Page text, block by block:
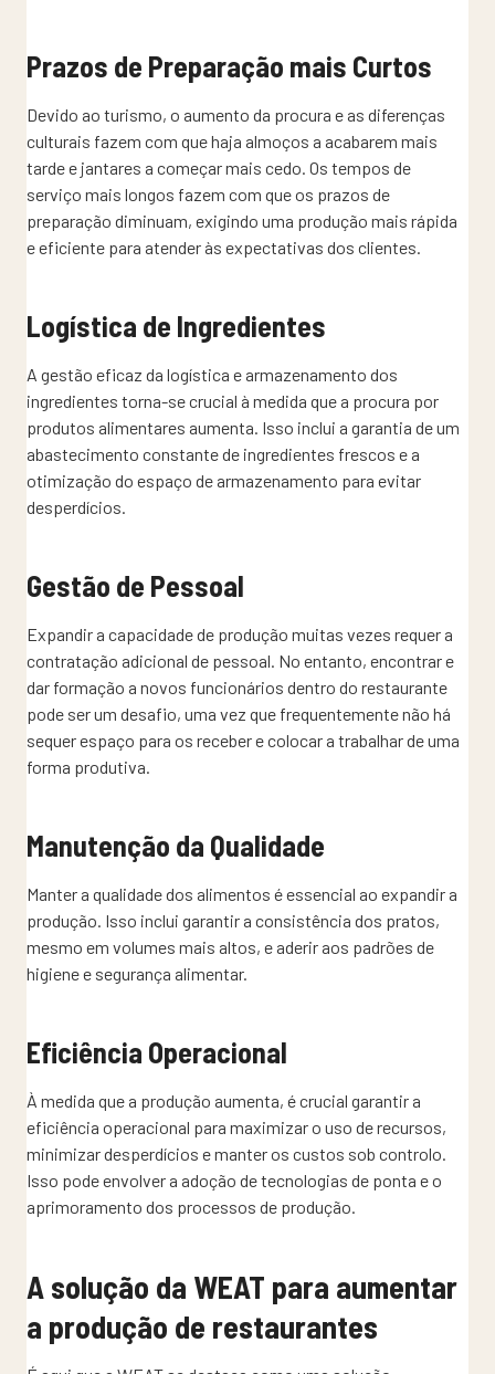
Prazos de Preparação mais Curtos
Devido ao turismo, o aumento da procura e as diferenças
culturais fazem com que haja almoços a acabarem mais
tarde e jantares a começar mais cedo. Os tempos de
serviço mais longos fazem com que os prazos de
preparação diminuam, exigindo uma produção mais rápida
e eficiente para atender às expectativas dos clientes.
Logística de Ingredientes
A gestão eficaz da logística e armazenamento dos
ingredientes torna-se crucial à medida que a procura por
produtos alimentares aumenta. Isso inclui a garantia de um
abastecimento constante de ingredientes frescos e a
otimização do espaço de armazenamento para evitar
desperdícios.
Gestão de Pessoal
Expandir a capacidade de produção muitas vezes requer a
contratação adicional de pessoal. No entanto, encontrar e
dar formação a novos funcionários dentro do restaurante
pode ser um desafio, uma vez que frequentemente não há
sequer espaço para os receber e colocar a trabalhar de uma
forma produtiva.
Manutenção da Qualidade
Manter a qualidade dos alimentos é essencial ao expandir a
produção. Isso inclui garantir a consistência dos pratos,
mesmo em volumes mais altos, e aderir aos padrões de
higiene e segurança alimentar.
Eficiência Operacional
À medida que a produção aumenta, é crucial garantir a
eficiência operacional para maximizar o uso de recursos,
minimizar desperdícios e manter os custos sob controlo.
Isso pode envolver a adoção de tecnologias de ponta e o
aprimoramento dos processos de produção.
A solução da WEAT para aumentar
a produção de restaurantes